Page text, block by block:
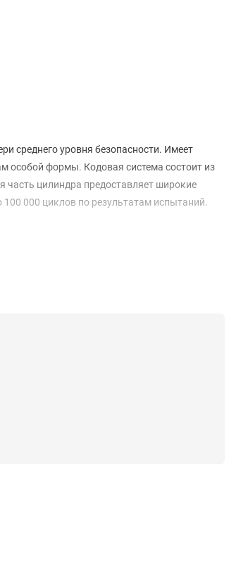
среднего уровня безопасности. Имеет
особой формы. Кодовая система состоит из
цилиндра предоставляет широкие
000 циклов по результатам испытаний.